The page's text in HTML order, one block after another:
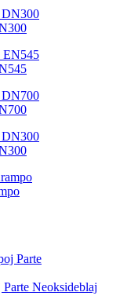
Neoksideblaj